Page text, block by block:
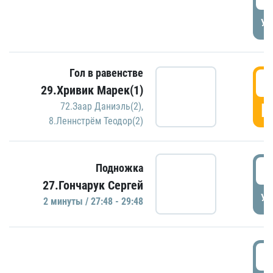
Гол в равенстве
29.Хривик Марек(1)
72.Заар Даниэль(2),
8.Леннстрём Теодор(2)
Подножка
27.Гончарук Сергей
2 минуты / 27:48 - 29:48